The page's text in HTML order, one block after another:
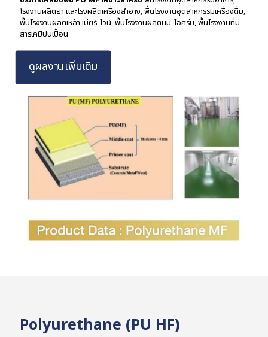
โรงงานผลิตยา และโรงผลิตเครื่องสำอาง, พื้นโรงงานอุตสาหกรรมเครื่องดื่ม,
พื้นโรงงานผลิตเหล้า เบียร์-ไวน์, พื้นโรงงานผลิตนม-ไอศรีม, พื้นโรงงานที่มี
สารเคมีปนเปื้อน
ดูผลงานเพิ่มเติม
Polyurethane (PU HF)